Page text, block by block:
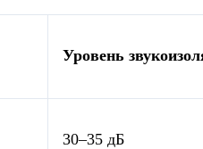
Уровень
30–35 дБ